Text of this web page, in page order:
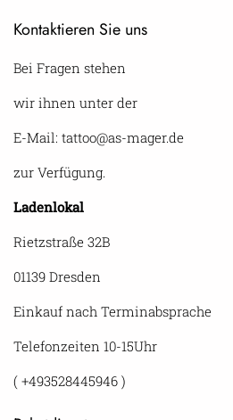
Kontaktieren Sie uns
Bei Fragen stehen
wir ihnen unter der
E-Mail: tattoo@as-mager.de
zur Verfügung.
Ladenlokal
Rietzstraße 32B
01139 Dresden
Einkauf nach Terminabsprache
Telefonzeiten 10-15Uhr
( +493528445946 )